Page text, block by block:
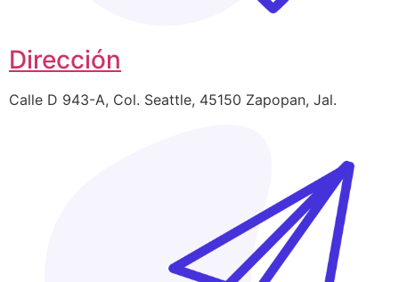
Dirección
Calle D 943-A, Col. Seattle, 45150 Zapopan, Jal.